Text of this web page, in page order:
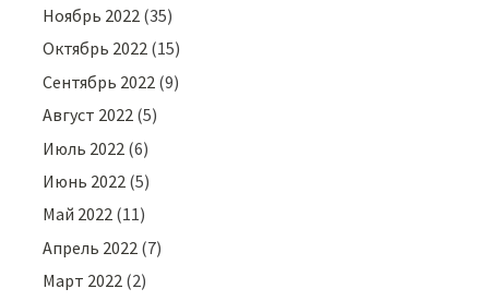
Ноябрь 2022 (35)
Октябрь 2022 (15)
Сентябрь 2022 (9)
Август 2022 (5)
Июль 2022 (6)
Июнь 2022 (5)
Май 2022 (11)
Апрель 2022 (7)
Март 2022 (2)